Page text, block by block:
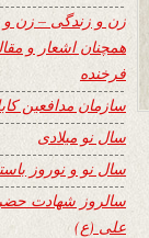
زن و زندگی – زن
همچنان اشعار و
فرخنده
سازمان مدافعین
سال نو میلادی
سال نو و نوروز
سالروز شهادت
علی (ع)